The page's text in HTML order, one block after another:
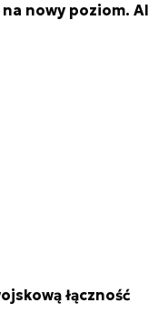
nowy poziom. AI
łączność